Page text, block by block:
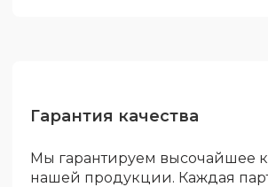
Гарантия качества
Мы гарантируем высочайшее
нашей продукции. Каждая